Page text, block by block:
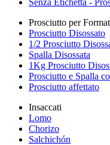
Senza Etichetta -
Prosciutto per
Prosciutto Disossato
1/2 Prosciutto
Spalla Disossata
1Kg Prosciutto
Prosciutto e Spalla
Prosciutto affettato
Insaccati
Lomo
Chorizo
Salchichón